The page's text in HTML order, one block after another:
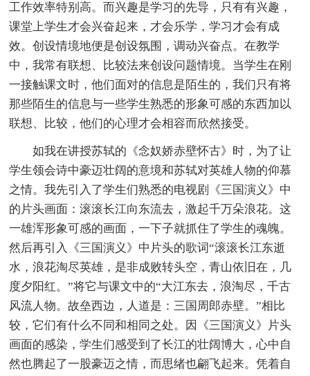
工作效率特别高。而兴趣是学习的先导，只有有兴趣，
课堂上学生才会兴奋起来，才会乐学，学习才会有成
效。创设情境地便是创设氛围，调动兴奋点。在教学
中，我常有联想、比较法来创设问题情境。当学生在刚
一接触课文时，他们面对的信息是陌生的，我们只有将
那些陌生的信息与一些学生熟悉的形象可感的东西加以
联想、比较，他们的心理才会相容而欣然接受。
如我在讲授苏轼的《念奴娇赤壁怀古》时，为了让
学生领会诗中豪迈壮阔的意境和苏轼对英雄人物的仰慕
之情。我先引入了学生们熟悉的电视剧《三国演义》中
的片头画面：滚滚长江向东流去，激起千万朵浪花。这
一雄浑形象可感的画面，一下子就抓住了学生的魂魄。
然后再引入《三国演义》中片头的歌词“滚滚长江东逝
水，浪花淘尽英雄，是非成败转头空，青山依旧在，几
度夕阳红。”将它与课文中的“大江东去，浪淘尽，千古
风流人物。故垒西边，人道是：三国周郎赤壁。”相比
较，它们有什么不同和相同之处。因《三国演义》片头
画面的感染，学生们感受到了长江的壮阔博大，心中自
然也腾起了一股豪迈之情，而思绪也翩飞起来。凭着自